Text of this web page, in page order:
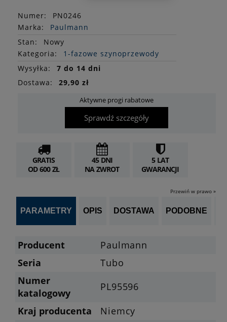
Numer:
PN0246
Marka:
Paulmann
Stan:
Nowy
Kategoria:
1-fazowe szynoprzewody
Wysyłka:
7 do 14 dni
Dostawa:
29,90 zł
Aktywne progi rabatowe
Sprawdź szczegóły
GRATIS
OD 600 ZŁ
45 DNI
NA ZWROT
5 LAT
GWARANCJI
Przewiń w prawo »
PARAMETRY OPIS DOSTAWA PODOBNE
Producent
Paulmann
Seria
Tubo
Numer
katalogowy
PL95596
Kraj producenta
Niemcy